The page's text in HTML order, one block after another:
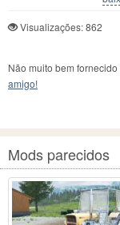
Visualizações: 862
Não muito bem
amigo!
Mods parecidos